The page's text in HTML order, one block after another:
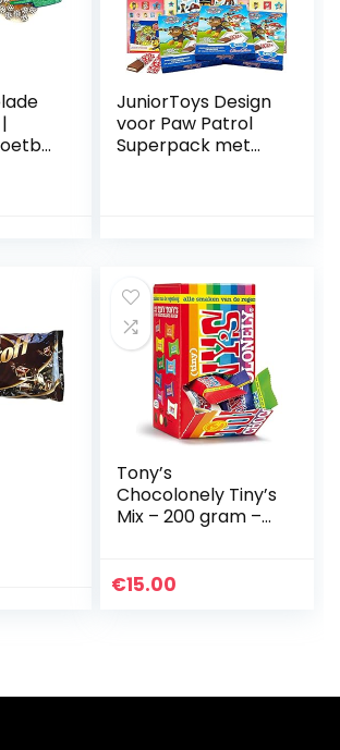
JuniorToys Design
voor Paw Patrol
Superpack met
Tony’s
Chocolonely Tiny’s
Mix – 200 gram –
€15.00